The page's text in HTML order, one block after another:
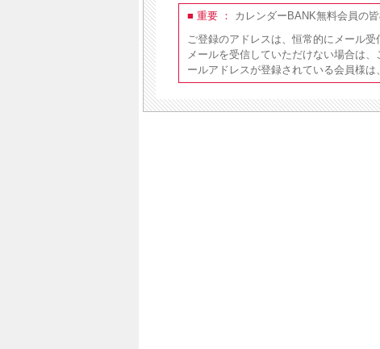
■ 重要 ：
カレンダーBANK無料会員の
ご登録のアドレスは、恒常的にメール受
メールを受信していただけない場合は
ールアドレスが登録されている会員様は、